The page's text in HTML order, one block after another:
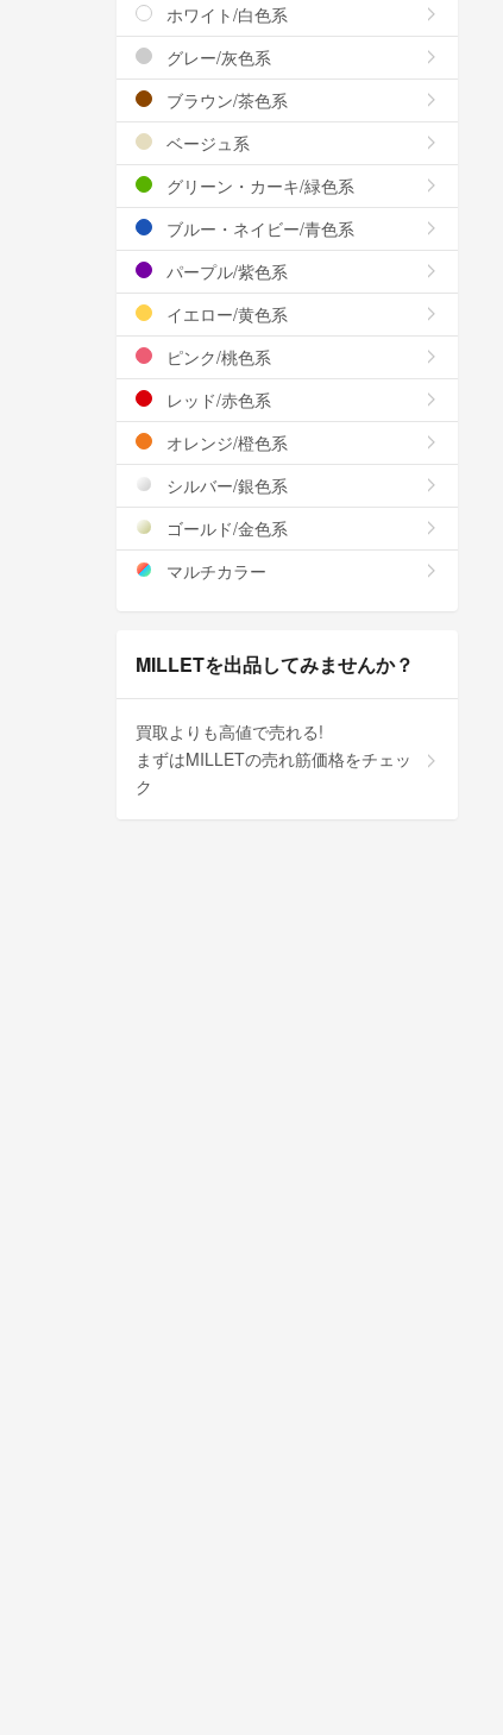
ホワイト/白色系
グレー/灰色系
ブラウン/茶色系
ベージュ系
グリーン・カーキ/緑色系
ブルー・ネイビー/青色系
パープル/紫色系
イエロー/黄色系
ピンク/桃色系
レッド/赤色系
オレンジ/橙色系
シルバー/銀色系
ゴールド/金色系
マルチカラー
MILLETを出品してみませんか？
買取よりも高値で売れる!
まずはMILLETの売れ筋価格をチェッ
ク